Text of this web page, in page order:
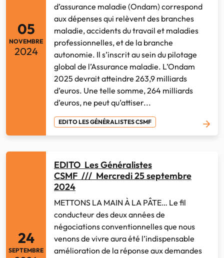
05
NOVEMBRE
2024
d’assurance maladie (Ondam) correspond
aux dépenses qui relèvent des branches
maladie, accidents du travail et maladies
professionnelles, et de la branche
autonomie. Il s’inscrit au sein du pilotage
global de l’Assurance maladie. L’Ondam
2025 devrait atteindre 263,9 milliards
d’euros. Une telle somme, 264 milliards
d’euros, ne peut qu’attiser...
EDITO LES GÉNÉRALISTES CSMF
24
SEPTEMBRE
EDITO Les Généralistes
CSMF /// Mercredi 25 septembre
2024
METTONS LA MAIN À LA PÂTE… Le fil
conducteur des deux années de
négociations conventionnelles que nous
venons de vivre aura été l’indispensable
amélioration de la réponse aux demandes